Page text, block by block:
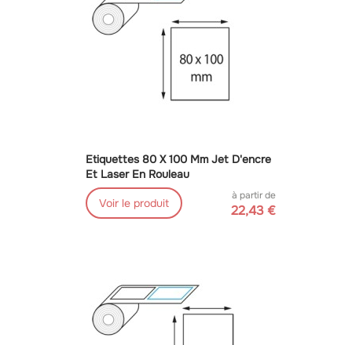
Etiquettes 80 X 100 Mm Jet D'encre
Et Laser En Rouleau
Voir le produit
à partir de
22,43 €